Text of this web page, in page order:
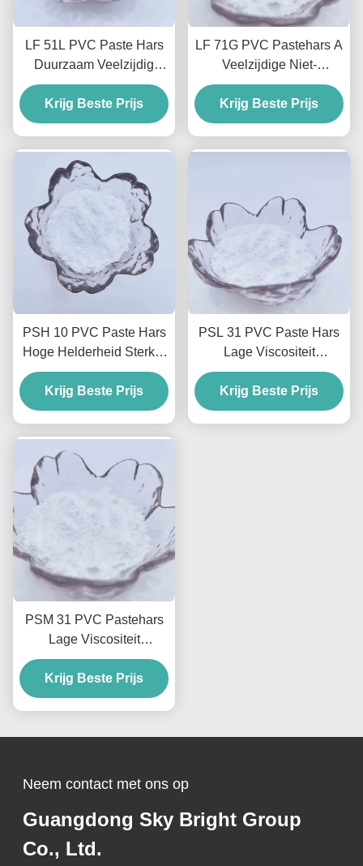
LF 51L PVC Paste Hars
Duurzaam Veelzijdig
Voor Leer En Vloeren
Krijg Beste Prijs
LF 71G PVC Pastehars A
Veelzijdige Niet-
Schuimende Oplossing
Voor Coatings en Vormen
Krijg Beste Prijs
PSH 10 PVC Paste Hars
Hoge Helderheid Sterkte
Voor Leder Coatings
Gegoten Goederen
Krijg Beste Prijs
PSL 31 PVC Paste Hars
Lage Viscositeit
Schuimende Speciale
Paste Pvc Hars Voor
Vloeren
Krijg Beste Prijs
PSM 31 PVC Pastehars
Lage Viscositeit
Pseudoplastische Flow
Voor Schuimend Leer En
Coatings
Krijg Beste Prijs
Neem contact met ons op
Guangdong Sky Bright Group
Co., Ltd.